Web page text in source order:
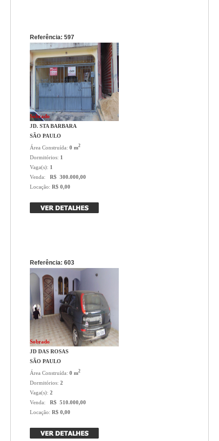
Referência: 597
Sobrado
JD. STA BARBARA
SÃO PAULO
Área Construída:0 m2
Dormitórios: 1
Vaga(s): 1
Venda:
R$ 300.000,00
Locação:R$ 0,00
Referência: 603
Sobrado
JD DAS ROSAS
SÃO PAULO
Área Construída:0 m2
Dormitórios:2
Vaga(s):2
Venda:
R$ 510.000,00
Locação:R$ 0,00